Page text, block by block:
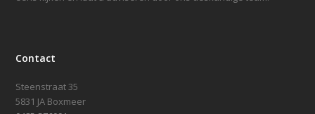
Contact
Steenstraat 35
5831 JA Boxmeer